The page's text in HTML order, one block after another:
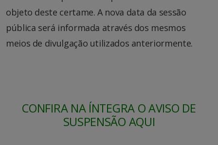
objeto deste certame. A nova data da sessão
pública será informada através dos mesmos
meios de divulgação utilizados anteriormente.
CONFIRA NA ÍNTEGRA O AVISO DE
SUSPENSÃO AQUI